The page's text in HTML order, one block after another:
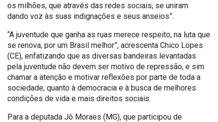
os milhões, que através das redes sociais, se uniram
dando voz às suas indignações e seus anseios”.
“A juventude que ganha as ruas merece respeito, na luta que
se renova, por um Brasil melhor”, acrescenta Chico Lopes
(CE), enfatizando que as diversas bandeiras levantadas
pela juventude não devem ser motivo de repressão, e sim
chamar a atenção e motivar reflexões por parte de toda a
sociedade, quanto à democracia e à busca de melhores
condições de vida e mais direitos sociais.
Para a deputada Jô Moraes (MG), que participou de